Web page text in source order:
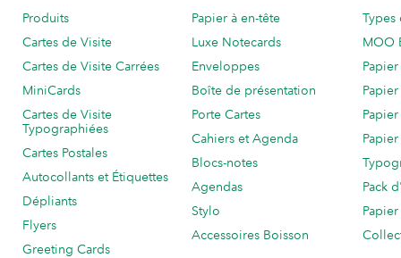
Produits
Cartes de Visite
Cartes de Visite Carrées
MiniCards
Cartes de Visite
Typographiées
Cartes Postales
Autocollants et Étiquettes
Dépliants
Flyers
Greeting Cards
Papier à en-tête
Luxe Notecards
Enveloppes
Boîte de présentation
Porte Cartes
Cahiers et Agenda
Blocs-notes
Agendas
Stylo
Accessoires Boisson
MOO
Pack